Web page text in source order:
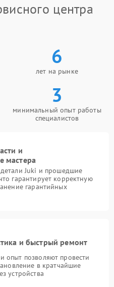
центра
6
лет на рынке
3
минимальный опыт работы
специалистов
и
мастера
Juki и прошедшие
гарантирует корректную
гарантийных
и быстрый ремонт
опыт позволяют провести
в кратчайшие
устройства